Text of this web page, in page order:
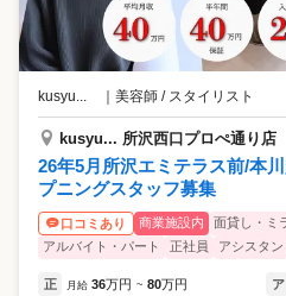
kusyu... ｜ 美容師 / スタイリスト
kusyu... 所沢西口プロぺ通り店
26年5月所沢エミテラス前/本
プニングスタッフ募集
口コミあり 商業施設内
面貸し・ミ
アルバイト・パート
正社員 アシスタン
正 月給 36万円 ~ 80万円 ア